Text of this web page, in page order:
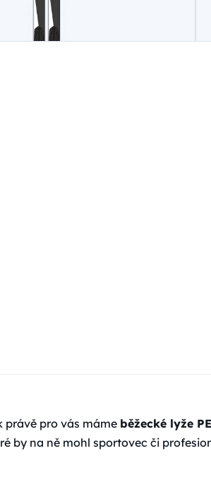
právě pro vás máme běžecké lyže
by na ně mohl sportovec či